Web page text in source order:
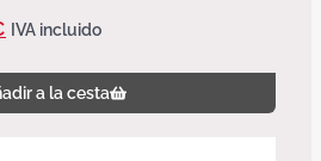
IVA incluido
a la cesta